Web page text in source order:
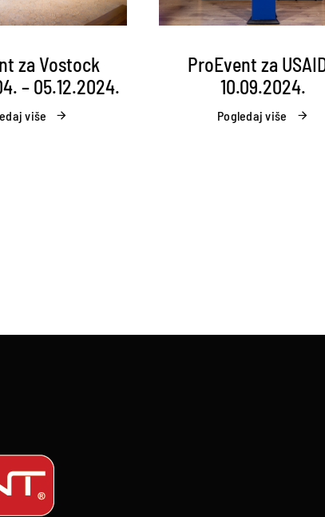
za Vostock
– 05.12.2024.
više
ProEvent za
10.09.2024.
Pogledaj više